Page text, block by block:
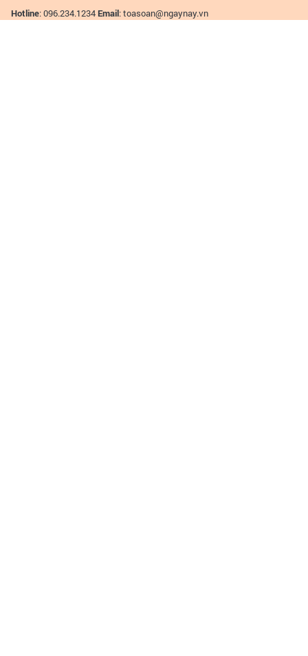
Hotline: 096.234.1234Email:toasoan@ngaynay.vn